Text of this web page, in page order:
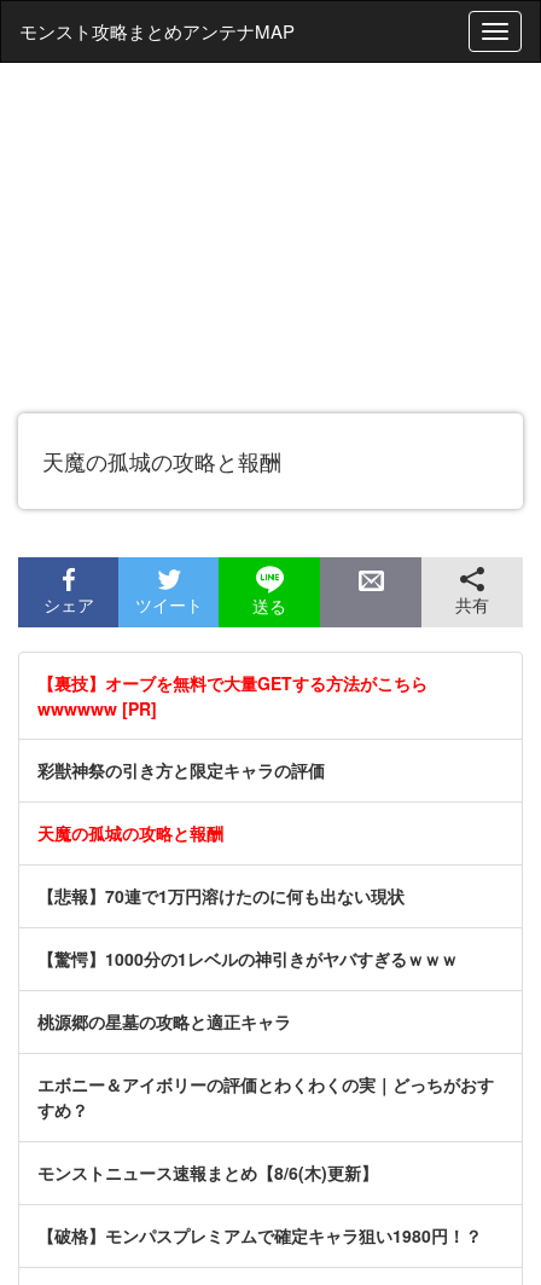
T
o
モンスト攻略まとめアンテナMAP
天魔の孤城の攻略と報酬
シェア ツイート 送る 共有
【裏技】オーブを無料で大量GETする方法がこちら
wwwwww [PR]
彩獣神祭の引き方と限定キャラの評価
天魔の孤城の攻略と報酬
【悲報】70連で1万円溶けたのに何も出ない現状
【驚愕】1000分の1レベルの神引きがヤバすぎるｗｗｗ
桃源郷の星墓の攻略と適正キャラ
エボニー＆アイボリーの評価とわくわくの実｜どっちがおす
すめ？
モンストニュース速報まとめ【8/6(木)更新】
【破格】モンパスプレミアムで確定キャラ狙い1980円！？